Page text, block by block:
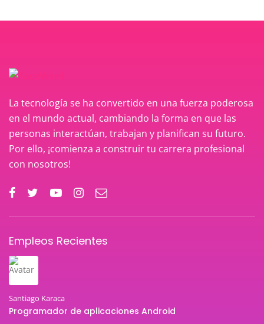
La tecnología se ha convertido en una fuerza poderosa
en el mundo actual, cambiando la forma en que las
personas interactúan, trabajan y planifican su futuro.
Por ello, ¡comienza a construir tu carrera profesional
con nosotros!
Empleos Recientes
Santiago Karaca
Programador de aplicaciones Android